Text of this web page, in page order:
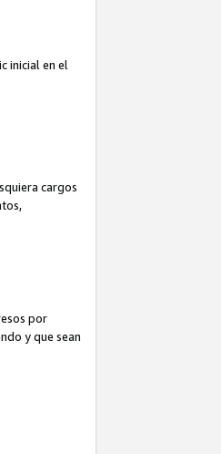
inicial en el
cargos
por
y que sean